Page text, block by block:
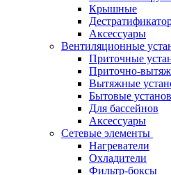
Крышные
Аксессуары
Вентиляционные
Приточные
Приточно-
Вытяжные
Бытовые
Для бассейнов
Аксессуары
Сетевые элементы
Нагреватели
Охладители
Фильтр-боксы